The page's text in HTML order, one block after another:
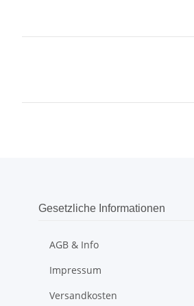
Gesetzliche Informationen
AGB & Info
Impressum
Versandkosten